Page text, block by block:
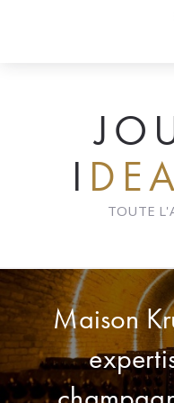
I
TOUTE
Maison